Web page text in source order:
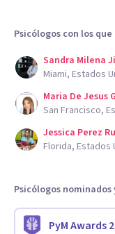
Psicólogos con los
Sandra Milena
Miami, Estados
Maria De Jesus
San Francisco,
Jessica Perez
Florida, Estados
Psicólogos
PyM Awards